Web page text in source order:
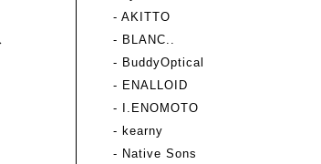
- AKITTO
- BLANC..
- BuddyOptical
- ENALLOID
- I.ENOMOTO
- kearny
- Native Sons